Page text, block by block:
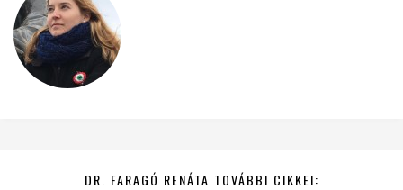
DR. FARAGÓ RENÁTA TOVÁBBI CIKKEI: